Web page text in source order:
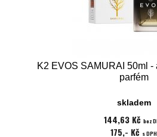
K2 EVOS SAMURAI 50ml -
parfém
skladem
144,63 Kč bez
175,- Kč s DPH